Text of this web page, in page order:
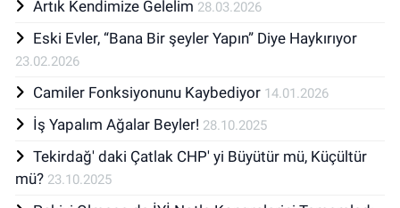
Artık Kendimize Gelelim 28.03.2026
Eski Evler, “Bana Bir şeyler Yapın” Diye Haykırıyor
23.02.2026
Camiler Fonksiyonunu Kaybediyor 14.01.2026
İş Yapalım Ağalar Beyler! 28.10.2025
Tekirdağ' daki Çatlak CHP' yi Büyütür mü, Küçültür
mü? 23.10.2025